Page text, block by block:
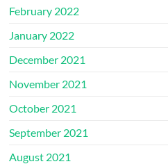
February 2022
January 2022
December 2021
November 2021
October 2021
September 2021
August 2021